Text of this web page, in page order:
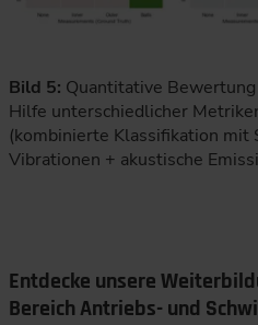
Bild 5: Quantitative
Hilfe unterschiedlicher
(kombinierte Klassifikation mit
Vibrationen + akustische
Entdecke unsere
Bereich Antriebs- und